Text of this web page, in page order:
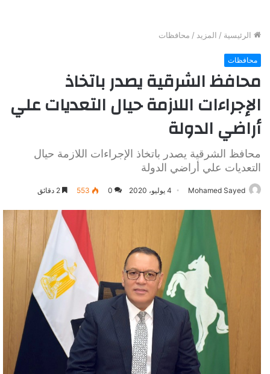
الرئيسية / المزيد / محافظات
محافظات
محافظ الشرقية يصدر باتخاذ
الإجراءات اللازمة حيال التعديات علي
أراضي الدولة
محافظ الشرقية يصدر باتخاذ الإجراءات اللازمة حيال
التعديات علي أراضي الدولة
Mohamed Sayed 4 يوليو، 2020 0
553